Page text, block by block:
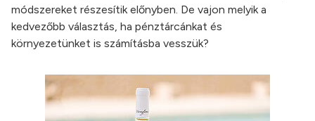
módszereket részesítik előnyben. De vajon melyik a
kedvezőbb választás, ha pénztárcánkat és
környezetünket is számításba vesszük?